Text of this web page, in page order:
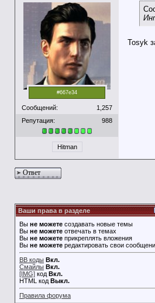
#667e34
Сообщений:
1,257
Репутация:
988
Hitman
Tosyk
Ответ
Ваши права в разделе
Вы не можете создавать новые темы
Вы не можете отвечать в темах
Вы не можете прикреплять вложения
Вы не можете редактировать свои
BB коды Вкл.
Смайлы Вкл.
[IMG] код Вкл.
HTML код Выкл.
Правила форума